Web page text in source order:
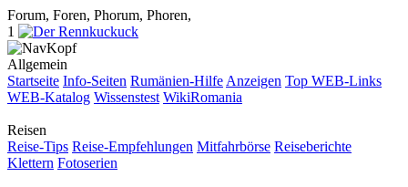
Forum, Foren, Phorum, Phoren,
1
Allgemein
Startseite Info-Seiten Rumänien-Hilfe Anzeigen Top WEB-Links
WEB-Katalog Wissenstest WikiRomania
Reisen
Reise-Tips Reise-Empfehlungen Mitfahrbörse Reiseberichte
Klettern Fotoserien